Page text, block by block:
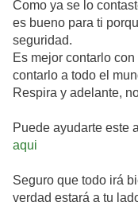
Como ya se lo
es bueno para ti
seguridad.
Es mejor contarlo
contarlo a todo el
Respira y adelante,
Puede ayudarte este
aqui
Seguro que todo irá
verdad estará a tu